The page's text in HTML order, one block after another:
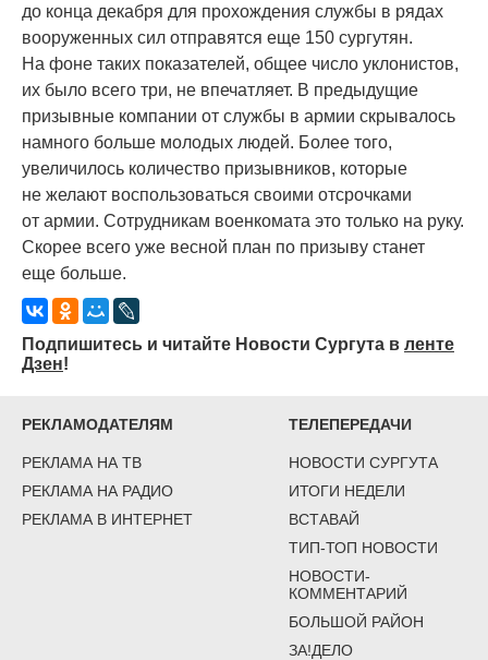
до конца декабря для прохождения службы в рядах
вооруженных сил отправятся еще 150 сургутян.
На фоне таких показателей, общее число уклонистов,
их было всего три, не впечатляет. В предыдущие
призывные компании от службы в армии скрывалось
намного больше молодых людей. Более того,
увеличилось количество призывников, которые
не желают воспользоваться своими отсрочками
от армии. Сотрудникам военкомата это только на руку.
Скорее всего уже весной план по призыву станет
еще больше.
Подпишитесь и читайте Новости Сургута в ленте
Дзен!
РЕКЛАМОДАТЕЛЯМ
РЕКЛАМА НА ТВ
РЕКЛАМА НА РАДИО
РЕКЛАМА В ИНТЕРНЕТ
ТЕЛЕПЕРЕДАЧИ
НОВОСТИ СУРГУТА
ИТОГИ НЕДЕЛИ
ВСТАВАЙ
ТИП-ТОП НОВОСТИ
НОВОСТИ-
КОММЕНТАРИЙ
БОЛЬШОЙ РАЙОН
ЗА!ДЕЛО